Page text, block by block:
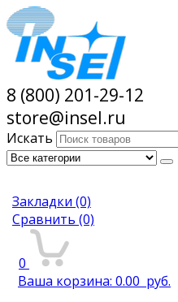
8 (800) 201-29-12
store@insel.ru
Искать
Закладки (0)
Сравнить (0)
0
Ваша корзина: 0.00 руб.